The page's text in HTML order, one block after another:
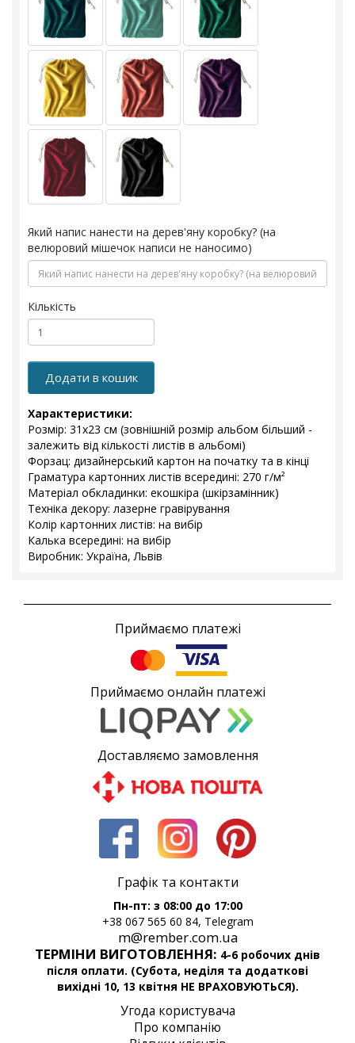
Який напис нанести на дерев'яну коробку? (на
велюровий мішечок написи не наносимо)
Кількість
Додати в кошик
Характеристики:
Розмір: 31х23 см (зовнішній розмір альбом більший -
залежить від кількості листів в альбомі)
Форзац: дизайнерський картон на початку та в кінці
Граматура картонних листів всередині: 270 г/м²
Матеріал обкладинки: екошкіра (шкірзамінник)
Техніка декору: лазерне гравірування
Колір картонних листів: на вибір
Калька всередині: на вибір
Виробник: Україна, Львів
Приймаємо платежі
Приймаємо онлайн платежі
Доставляємо замовлення
Графік та контакти
Пн-пт: з 08:00 до 17:00
+38 067 565 60 84, Telegram
m@rember.com.ua
ТЕРМІНИ ВИГОТОВЛЕННЯ: 4-6 робочих днів
після оплати. (Субота, неділя та додаткові
вихідні 10, 13 квітня НЕ ВРАХОВУЮТЬСЯ).
Угода користувача
Про компанію